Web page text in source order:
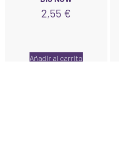
2,55 €
Añadir al carrito